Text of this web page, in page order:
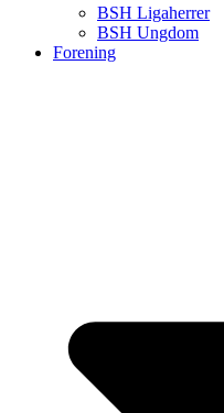
BSH Ligaherrer
BSH Ungdom
Forening